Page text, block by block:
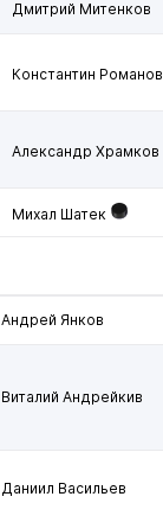
Дмитрий Митенков
Константин Романов
Александр Храмков
Михал Шатек
Андрей Янков
Виталий Андрейкив
Даниил Васильев